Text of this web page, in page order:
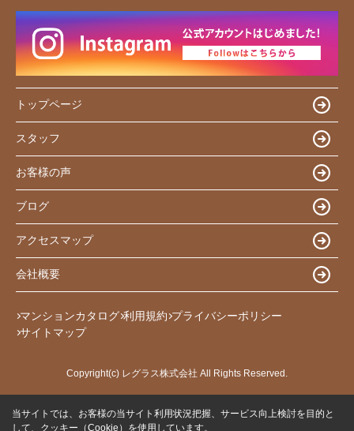
トップページ
スタッフ
お客様の声
ブログ
アクセスマップ
会社概要
マンションカタログ 利用規約 プライバシーポリシー
サイトマップ
Copyright(c) レグラス株式会社 All Rights Reserved.
当サイトでは、お客様の当サイト利用状況把握、サービス向上検討を目的と
して、クッキー（Cookie）を使用しています。